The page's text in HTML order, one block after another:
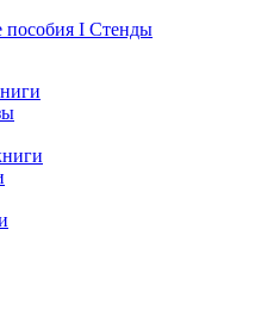
пособия I Стенды